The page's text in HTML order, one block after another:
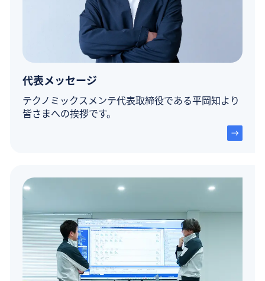
代表メッセージ
テクノミックスメンテ代表取締役である平岡知より
皆さまへの挨拶です。